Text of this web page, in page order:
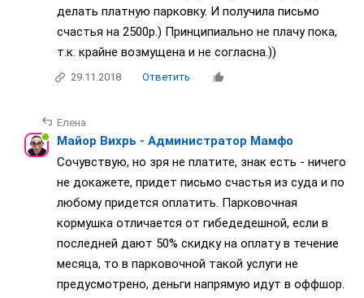
делать платную парковку. И получила письмо
счастья на 2500р.) Принципиально не плачу пока,
т.к. крайне возмущена и не согласна.))
29.11.2018 Ответить
Елена
Майор Вихрь - Администратор Мамфо
Сочувствую, но зря не платите, знак есть - ничего
не докажете, придет письмо счастья из суда и по
любому придется оплатить. Парковочная
кормушка отличается от гибедедешной, если в
последней дают 50% скидку на оплату в течение
месяца, то в парковочной такой услуги не
предусмотрено, деньги напрямую идут в оффшор.